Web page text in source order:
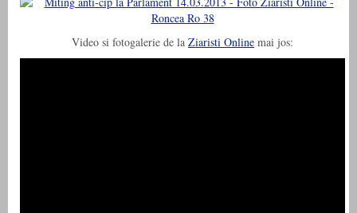
Video si fotogalerie de la Ziaristi Online mai jos: